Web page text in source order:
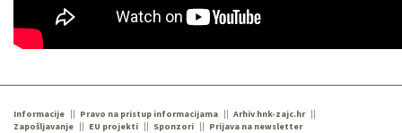
Informacije Pravo na pristup informacijama
Arhiv hnk-zajc.hr
Zapošljavanje
EU projekti Sponzori
Prijava na newsletter